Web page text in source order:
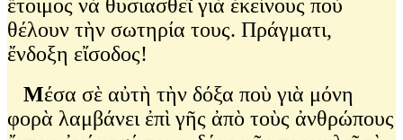
ἔτοιμος νὰ θυσιασθεῖ γιὰ ἐκείνους ποὺ
θέλουν τὴν σωτηρία τους. Πράγματι,
ἔνδοξη εἴσοδος!
Μέσα σὲ αὐτὴ τὴν δόξα ποὺ γιὰ μόνη
φορὰ λαμβάνει ἐπὶ γῆς ἀπὸ τοὺς ἀνθρώπους